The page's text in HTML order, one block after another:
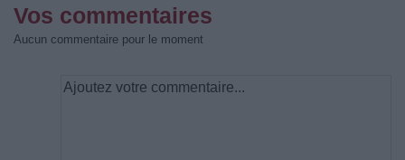
Vos commentaires
Aucun commentaire pour le moment